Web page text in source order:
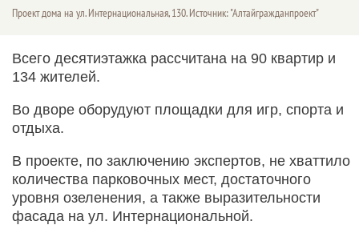
Проект дома на ул. Интернациональная, 130. Источник: "Алтайгражданпроект"
Всего десятиэтажка рассчитана на 90 квартир и
134 жителей.
Во дворе оборудуют площадки для игр, спорта и
отдыха.
В проекте, по заключению экспертов, не хваттило
количества парковочных мест, достаточного
уровня озеленения, а также выразительности
фасада на ул. Интернациональной.